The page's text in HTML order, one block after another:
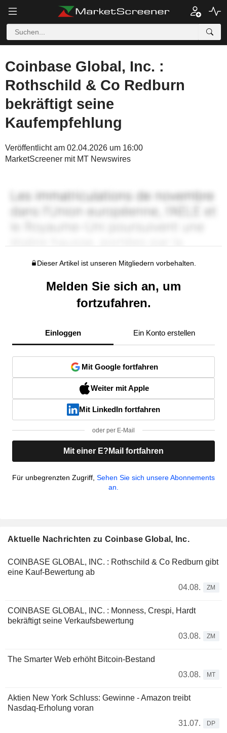
Coinbase Global, Inc. :
Rothschild & Co Redburn
bekräftigt seine
Kaufempfehlung
Veröffentlicht am 02.04.2026 um 16:00
MarketScreener mit MT Newswires
Dieser Artikel ist unseren Mitgliedern vorbehalten.
Melden Sie sich an, um
fortzufahren.
Einloggen Ein Konto erstellen
Mit Google fortfahren
Weiter mit Apple
Mit LinkedIn fortfahren
oder per E-Mail
Mit einer E?Mail fortfahren
Für unbegrenzten Zugriff, Sehen Sie sich unsere Abonnements
an.
Aktuelle Nachrichten zu Coinbase Global, Inc.
COINBASE GLOBAL, INC. : Rothschild & Co Redburn gibt
eine Kauf-Bewertung ab
04.08.
ZM
COINBASE GLOBAL, INC. : Monness, Crespi, Hardt
bekräftigt seine Verkaufsbewertung
03.08.
ZM
The Smarter Web erhöht Bitcoin-Bestand
03.08.
MT
Aktien New York Schluss: Gewinne - Amazon treibt
Nasdaq-Erholung voran
31.07.
DP